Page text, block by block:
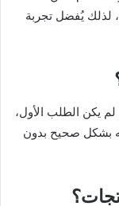
لذلك يُفضل تجربة
لم يكن الطلب الأول،
بشكل صحيح بدون